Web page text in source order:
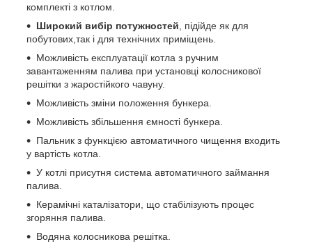
комплекті з котлом.
Широкий вибір потужностей , підійде як для
побутових,так і для технічних приміщень.
Можливість експлуатації котла з ручним
завантаженням палива при установці колосникової
решітки з жаростійкого чавуну.
Можливість зміни положення бункера.
Можливість збільшення ємності бункера.
Пальник з функцією автоматичного чищення входить
у вартість котла.
У котлі присутня система автоматичного займання
палива.
Керамічні каталізатори, що стабілізують процес
згоряння палива.
Водяна колосникова решітка.